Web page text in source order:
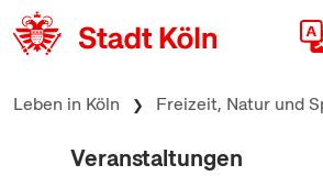
zum Inhalt springen
Leben in Köln Freizeit, Natur und
Veranstaltungen